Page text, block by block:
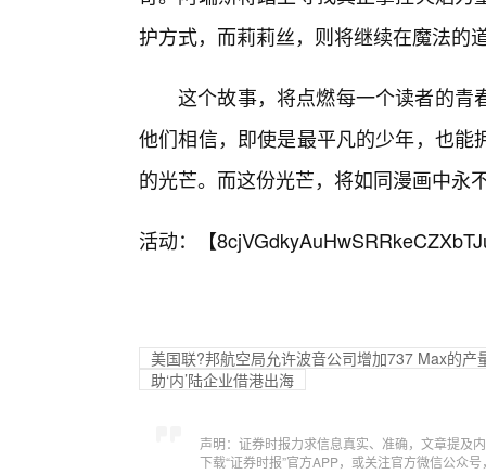
护方式，而莉莉丝，则将继续在魔法的
这个故事，将点燃每一个读者的青
他们相信，即使是最平凡的少年，也
的光芒。而这份光芒，将如同漫画中永
活动：【
美国联?邦航空局允许波音公司增加737 Max的产
助‘内’陆企业借港出海
声明：证券时报力求信息真实、准确，文章提及
下载“证券时报”官方APP，或关注官方微信公众